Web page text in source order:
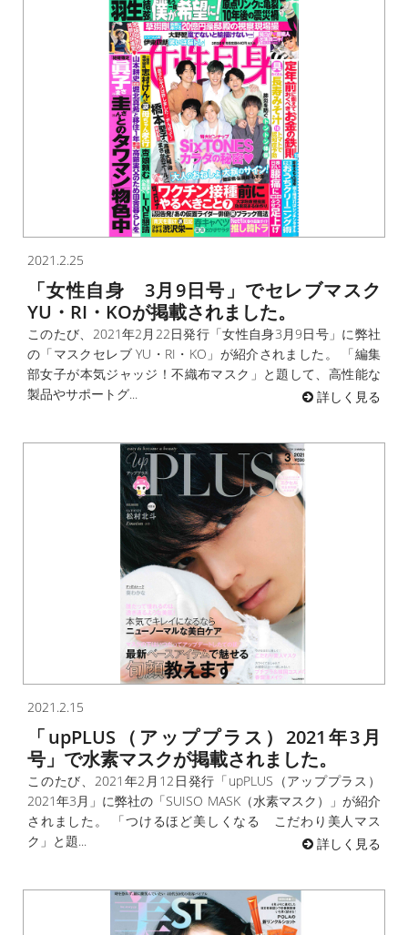
2021.2.25
「女性自身 3月9日号」でセレブマスク
YU・RI・KOが掲載されました。
このたび、2021年2月22日発行「女性自身3月9日号」に弊社
の「マスクセレブ YU・RI・KO」が紹介されました。 「編集
部女子が本気ジャッジ！不織布マスク」と題して、高性能な
製品やサポートグ...
詳しく見る
2021.2.15
「upPLUS（アッププラス）2021年3月
号」で水素マスクが掲載されました。
このたび、2021年2月12日発行「upPLUS（アッププラス）
2021年3月」に弊社の「SUISO MASK（水素マスク）」が紹介
されました。 「つけるほど美しくなる こだわり美人マス
ク」と題...
詳しく見る